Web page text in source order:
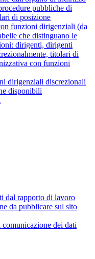
pubbliche di
di posizione
funzioni dirigenziali (da
che distinguano le
dirigenti, dirigenti
titolari di
con funzioni
dirigenziali discrezionali
disponibili
dal rapporto di lavoro
da pubblicare sul sito
comunicazione dei dati